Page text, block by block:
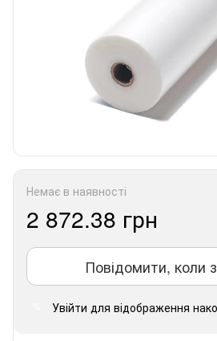
Немає в наявності
2 872.38 грн
Повідомити, коли
Увійти для відображення